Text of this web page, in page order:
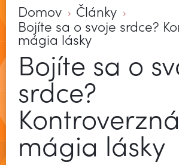
Domov Články
Bojíte sa o svoje srdce?
mágia lásky
Bojíte sa o
srdce?
Kontroverzná
mágia lásky